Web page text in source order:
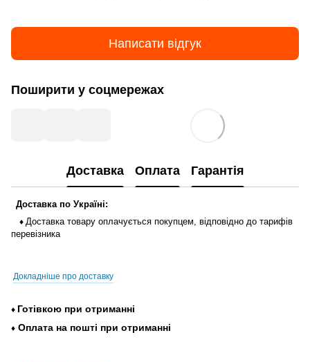
Написати відгук
Поширити у соцмережах
Доставка Оплата Гарантія
Доставка по Україні:
♦ Доставка товару оплачується покупцем, відповідно до тарифів
перевізника
Докладніше про доставку
♦ Готівкою при отриманні
♦ Оплата на пошті при отриманні